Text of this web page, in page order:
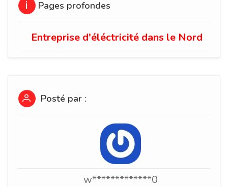
Pages profondes
Entreprise d'éléctricité dans le Nord
Posté par :
w*************0